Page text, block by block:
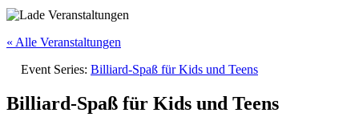
« Alle Veranstaltungen
Event Series: Billiard-Spaß für Kids und Teens
Billiard-Spaß für Kids und Teens